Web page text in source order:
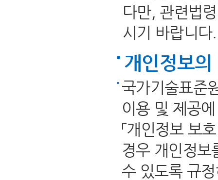
다만, 관련법
시기 바랍니다.
개인정보
국가기술표준
이용 및 제공
「개인정보 보
경우 개인정
수 있도록 규